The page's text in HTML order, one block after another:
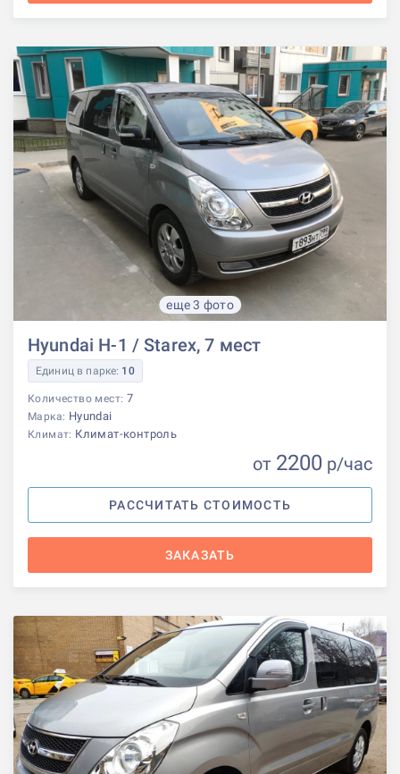
еще 3 фото
Hyundai H-1 / Starex, 7 мест
Единиц в парке: 10
Количество мест: 7
Марка: Hyundai
Климат: Климат-контроль
от 2200 р/час
РАССЧИТАТЬ СТОИМОСТЬ
ЗАКАЗАТЬ